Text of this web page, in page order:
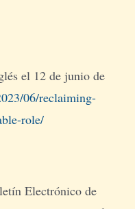
el 12 de junio de
06/reclaiming-
role/
Electrónico de